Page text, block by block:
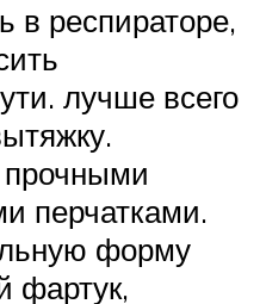
в респираторе,
лучше всего
перчатками.
форму
фартук,